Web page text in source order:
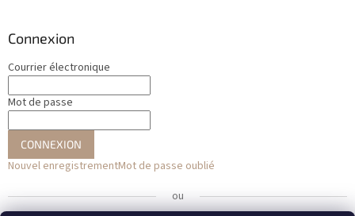
Connexion
Courrier électronique
Mot de passe
CONNEXION
Nouvel enregistrementMot de passe oublié
ou